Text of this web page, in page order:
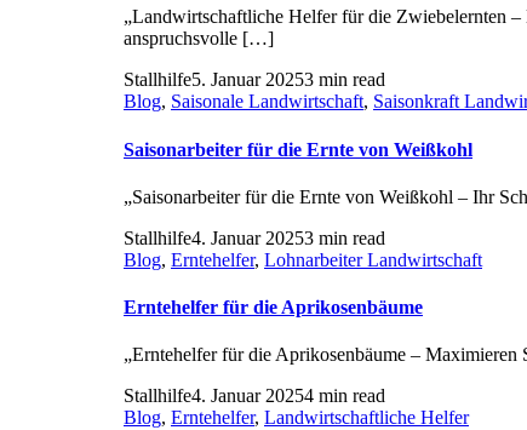
„Landwirtschaftliche Helfer für die Zwiebelernten
anspruchsvolle […]
Stallhilfe5. Januar 20253 min read
Blog, Saisonale Landwirtschaft, Saisonkraft
Saisonarbeiter für die Ernte von Weißkohl
„Saisonarbeiter für die Ernte von Weißkohl – Ihr
Stallhilfe4. Januar 20253 min read
Blog, Erntehelfer, Lohnarbeiter Landwirtschaft
Erntehelfer für die Aprikosenbäume
„Erntehelfer für die Aprikosenbäume –
Stallhilfe4. Januar 20254 min read
Blog, Erntehelfer, Landwirtschaftliche Helfer